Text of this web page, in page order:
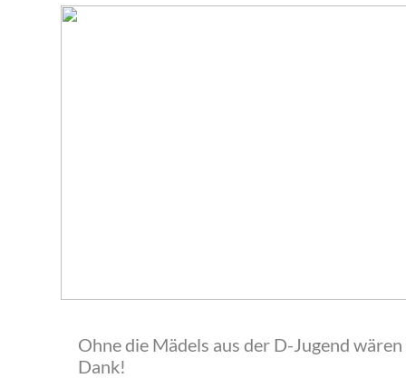
‍Ohne die Mädels aus der D-Jugend
Dank!